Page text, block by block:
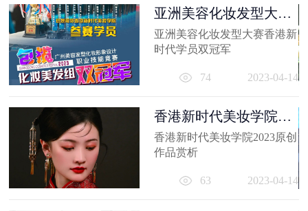
亚洲美容化妆发型大赛
香港新时代...
亚洲美容化妆发型大赛香港新
时代学员双冠军
74 2023-04-14
香港新时代美妆学院
2023原创作品...
香港新时代美妆学院2023原创
作品赏析
63 2023-04-14